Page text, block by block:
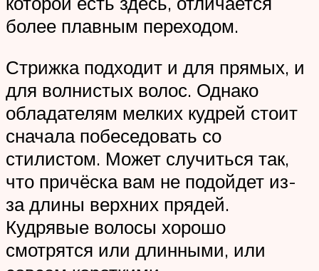
более плавным переходом.
Стрижка подходит и для прямых, и
для волнистых волос. Однако
обладателям мелких кудрей стоит
сначала побеседовать со
стилистом. Может случиться так,
что причёска вам не подойдет из-
за длины верхних прядей.
Кудрявые волосы хорошо
смотрятся или длинными, или